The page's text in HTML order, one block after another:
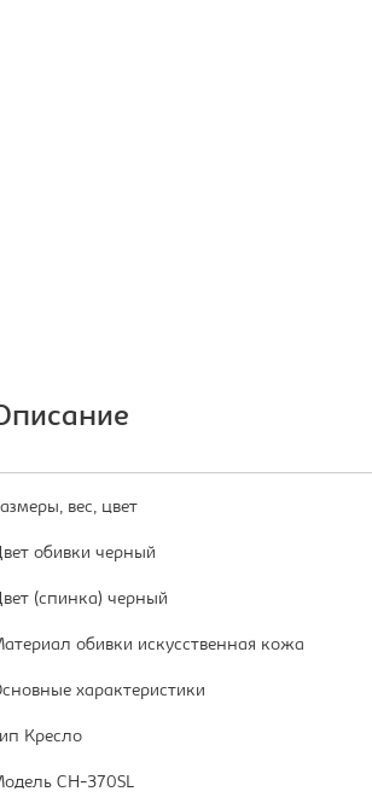
вес, цвет
обивки черный
(спинка) черный
обивки искусственная кожа
характеристики
Кресло
CH-370SL